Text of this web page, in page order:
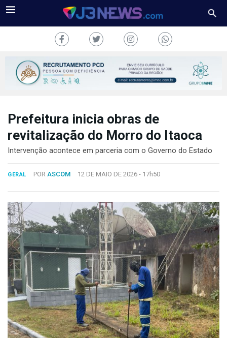
J3NEWS
TV
COLUNAS
CONOSCO
Copyright
2024
Desenvolvido
por
Hesea
Tecnologia
Sistemas
Prefeitura inicia obras de
revitalização do Morro do Itaoca
Intervenção acontece em parceria com o Governo do Estado
GERAL POR ASCOM 12 DE MAIO DE 2026 - 17h50